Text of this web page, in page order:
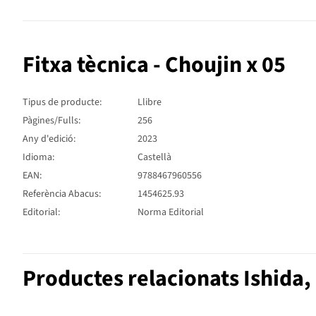
Fitxa tècnica - Choujin x 05
Tipus de producte:
Llibre
Pàgines/Fulls:
256
Any d'edició:
2023
Idioma:
Castellà
EAN:
9788467960556
Referència Abacus:
1454625.93
Editorial:
Norma Editorial
Productes relacionats Ishida,